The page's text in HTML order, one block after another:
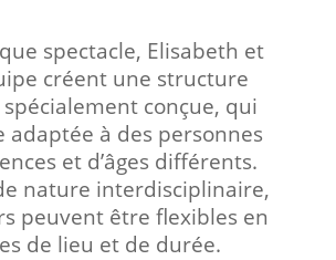
spectacle, Elisabeth et
créent une structure
spécialement conçue, qui
adaptée à des personnes
et d’âges différents.
nature interdisciplinaire,
peuvent être flexibles en
de lieu et de durée.